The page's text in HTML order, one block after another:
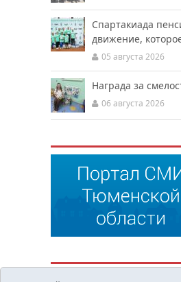
Спартакиада
движение,
05 августа 2026
Награда за
06 августа 2026